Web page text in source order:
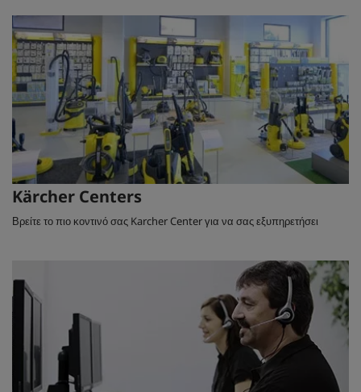
Kärcher Centers
Βρείτε το πιο κοντινό σας Karcher Center για να σας εξυπηρετήσει